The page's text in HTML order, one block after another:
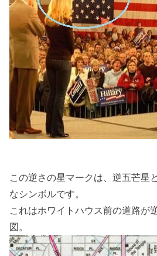
この逆さの星マークは、逆五芒星
なシンボルです。
これはホワイトハウス前の道路が
図。